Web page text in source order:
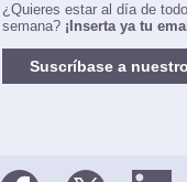
¿Quieres estar al día de
semana? ¡Inserta ya tu
Suscríbase a